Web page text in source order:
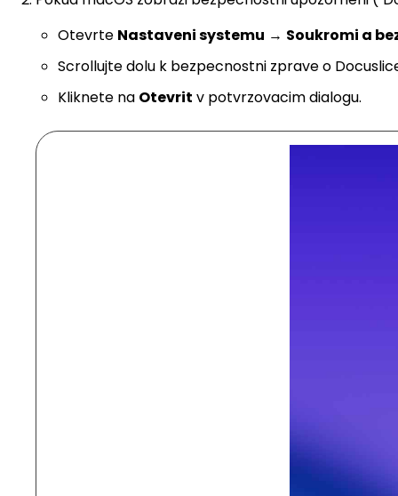
Otevrte Nastaveni systemu → Soukromi a
Scrollujte dolu k bezpecnostni zprave o
Kliknete na Otevrit v potvrzovacim dialogu.